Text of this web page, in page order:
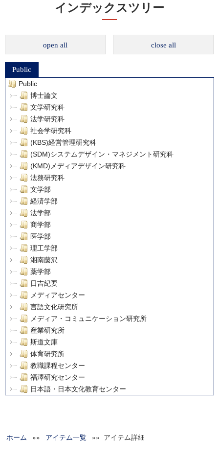
インデックスツリー
open all close all
Public
Public
博士論文
文学研究科
法学研究科
社会学研究科
(KBS)経営管理研究科
(SDM)システムデザイン・マネジメント研究科
(KMD)メディアデザイン研究科
法務研究科
文学部
経済学部
法学部
商学部
医学部
理工学部
湘南藤沢
薬学部
日吉紀要
メディアセンター
言語文化研究所
メディア・コミュニケーション研究所
産業研究所
斯道文庫
体育研究所
教職課程センター
福澤研究センター
日本語・日本文化教育センター
グローバルリサーチインスティテュート
ホーム »» アイテム一覧 »» アイテム詳細